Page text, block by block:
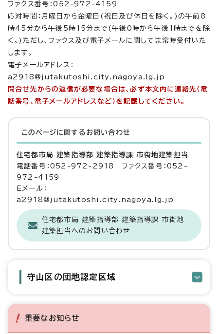
ファクス番号：052-972-4159
応対時間：月曜日から金曜日(祝日及び休日を除く。)の午前8
時45分から午後5時15分まで(午後0時から午後1時までを除
く。)ただし、ファクス及び電子メールに関しては常時受付いた
します。
電子メールアドレス：
a2918@jutakutoshi.city.nagoya.lg.jp
問合せ先からの返信が必要な場合は、必ず本文内に連絡先（電
話番号、電子メールアドレスなど）を記載してください。
このページに関する お問い合わせ
住宅都市局 建築指導部 建築指導課 市街地建築担当
電話番号：052-972-2918 ファクス番号：052-
972-4159
Eメール：
a2918@jutakutoshi.city.nagoya.lg.jp
住宅都市局 建築指導部 建築指導課 市街地
建築担当へのお問い合わせ
守山区の団地認定区域
重要なお知らせ